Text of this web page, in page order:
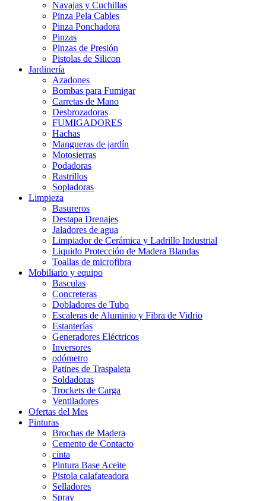
Navajas y Cuchillas
Pinza Pela Cables
Pinza Ponchadora
Pinzas
Pinzas de Presión
Pistolas de Silicon
Jardinería
Azadones
Bombas para Fumigar
Carretas de Mano
Desbrozadoras
FUMIGADORES
Hachas
Mangueras de jardín
Motosierras
Podadoras
Rastrillos
Sopladoras
Limpieza
Basureros
Destapa Drenajes
Jaladores de agua
Limpiador de Cerámica y Ladrillo Industrial
Liquido Protección de Madera Blandas
Toallas de microfibra
Mobiliario y equipo
Basculas
Concreteras
Dobladores de Tubo
Escaleras de Aluminio y Fibra de Vidrio
Estanterías
Generadores Eléctricos
Inversores
odómetro
Patines de Traspaleta
Soldadoras
Trockets de Carga
Ventiladores
Ofertas del Mes
Pinturas
Brochas de Madera
Cemento de Contacto
cinta
Pintura Base Aceite
Pistola calafateadora
Selladores
Spray